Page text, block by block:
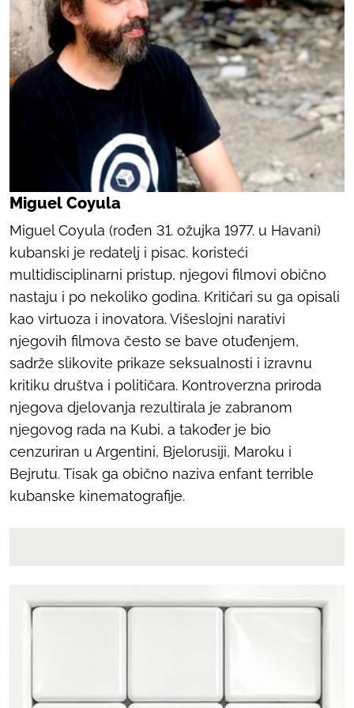
Miguel Coyula
Miguel Coyula (rođen 31. ožujka 1977. u Havani)
kubanski je redatelj i pisac. koristeći
multidisciplinarni pristup, njegovi filmovi obično
nastaju i po nekoliko godina. Kritičari su ga opisali
kao virtuoza i inovatora. Višeslojni narativi
njegovih filmova često se bave otuđenjem,
sadrže slikovite prikaze seksualnosti i izravnu
kritiku društva i političara. Kontroverzna priroda
njegova djelovanja rezultirala je zabranom
njegovog rada na Kubi, a također je bio
cenzuriran u Argentini, Bjelorusiji, Maroku i
Bejrutu. Tisak ga obično naziva enfant terrible
kubanske kinematografije.